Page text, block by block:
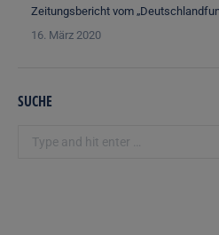
Zeitungsbericht vom
16. März 2020
SUCHE